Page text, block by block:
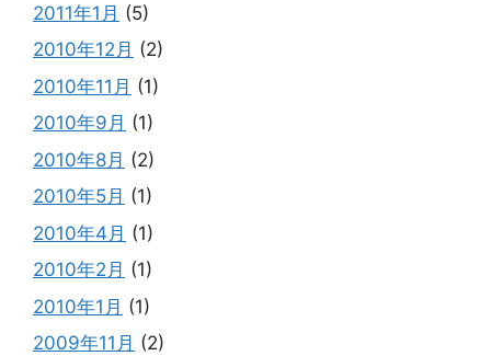
2011年1月 (5)
2010年12月 (2)
2010年11月 (1)
2010年9月 (1)
2010年8月 (2)
2010年5月 (1)
2010年4月 (1)
2010年2月 (1)
2010年1月 (1)
2009年11月 (2)